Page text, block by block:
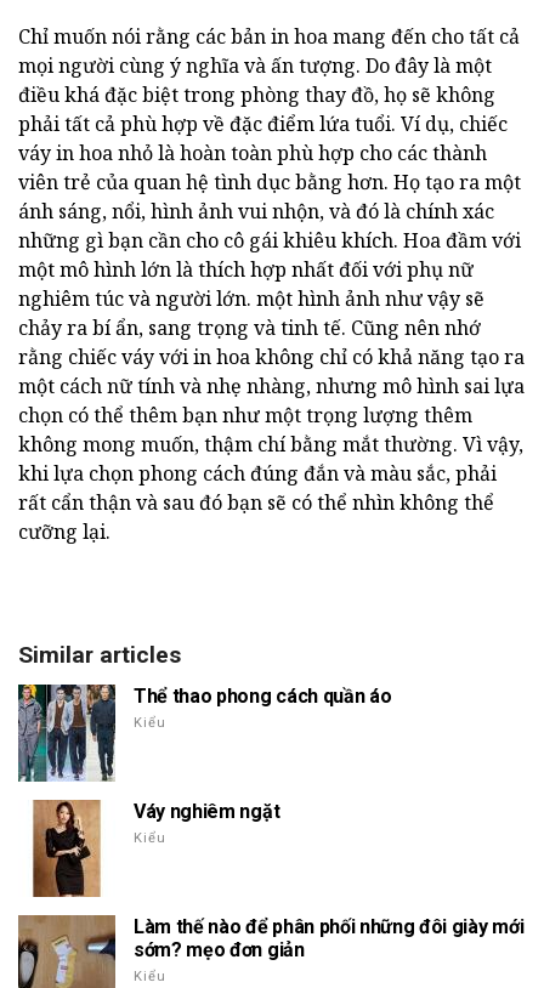
Chỉ muốn nói rằng các bản in hoa mang đến cho tất cả
mọi người cùng ý nghĩa và ấn tượng. Do đây là một
điều khá đặc biệt trong phòng thay đồ, họ sẽ không
phải tất cả phù hợp về đặc điểm lứa tuổi. Ví dụ, chiếc
váy in hoa nhỏ là hoàn toàn phù hợp cho các thành
viên trẻ của quan hệ tình dục bằng hơn. Họ tạo ra một
ánh sáng, nổi, hình ảnh vui nhộn, và đó là chính xác
những gì bạn cần cho cô gái khiêu khích. Hoa đầm với
một mô hình lớn là thích hợp nhất đối với phụ nữ
nghiêm túc và người lớn. một hình ảnh như vậy sẽ
chảy ra bí ẩn, sang trọng và tinh tế. Cũng nên nhớ
rằng chiếc váy với in hoa không chỉ có khả năng tạo ra
một cách nữ tính và nhẹ nhàng, nhưng mô hình sai lựa
chọn có thể thêm bạn như một trọng lượng thêm
không mong muốn, thậm chí bằng mắt thường. Vì vậy,
khi lựa chọn phong cách đúng đắn và màu sắc, phải
rất cẩn thận và sau đó bạn sẽ có thể nhìn không thể
cưỡng lại.
Similar articles
Thể thao phong cách quần áo
Kiểu
Váy nghiêm ngặt
Kiểu
Làm thế nào để phân phối những đôi giày mới
sớm? mẹo đơn giản
Kiểu